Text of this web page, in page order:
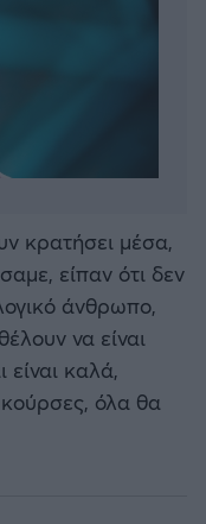
κρατήσει μέσα,
είπαν ότι δεν
άνθρωπο,
να είναι
είναι καλά,
κούρσες, όλα θα